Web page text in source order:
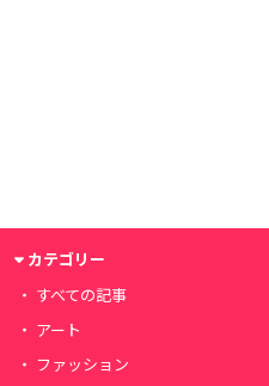
カテゴリー
すべての記事
アート
ファッション